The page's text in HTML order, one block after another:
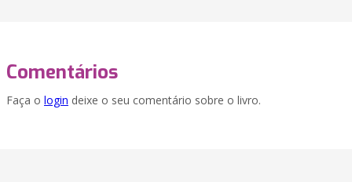
Comentários
Faça o login deixe o seu comentário sobre o livro.